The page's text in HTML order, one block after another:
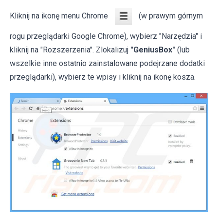
Kliknij na ikonę menu Chrome (w prawym górnym
rogu przeglądarki Google Chrome), wybierz "Narzędzia" i
kliknij na "Rozszerzenia". Zlokalizuj "GeniusBox" (lub
wszelkie inne ostatnio zainstalowane podejrzane dodatki
przeglądarki), wybierz te wpisy i kliknij na ikonę kosza.